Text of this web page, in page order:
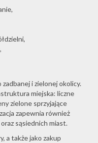
i zielonej okolicy.
miejska: liczne
zielone sprzyjające
zapewnia również
sąsiednich miast.
a także jako zakup